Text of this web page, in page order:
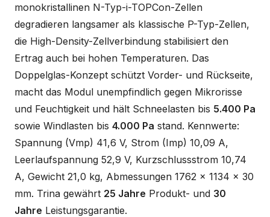
monokristallinen N-Typ-i-TOPCon-Zellen
degradieren langsamer als klassische P-Typ-Zellen,
die High-Density-Zellverbindung stabilisiert den
Ertrag auch bei hohen Temperaturen. Das
Doppelglas-Konzept schützt Vorder- und Rückseite,
macht das Modul unempfindlich gegen Mikrorisse
und Feuchtigkeit und hält Schneelasten bis 5.400 Pa
sowie Windlasten bis 4.000 Pa stand. Kennwerte:
Spannung (Vmp) 41,6 V, Strom (Imp) 10,09 A,
Leerlaufspannung 52,9 V, Kurzschlussstrom 10,74
A, Gewicht 21,0 kg, Abmessungen 1762 x 1134 x 30
mm. Trina gewährt 25 Jahre Produkt- und 30
Jahre Leistungsgarantie.